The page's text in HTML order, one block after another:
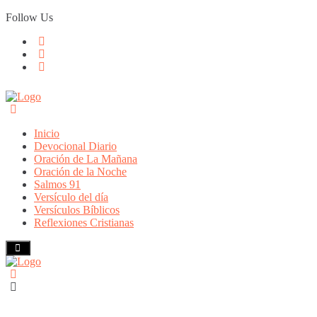
Skip
to
Follow Us
Inicio
Devocional Diario
Oración de La Mañana
Oración de la Noche
Salmos 91
Versículo del día
Versículos Bíblicos
Reflexiones Cristianas